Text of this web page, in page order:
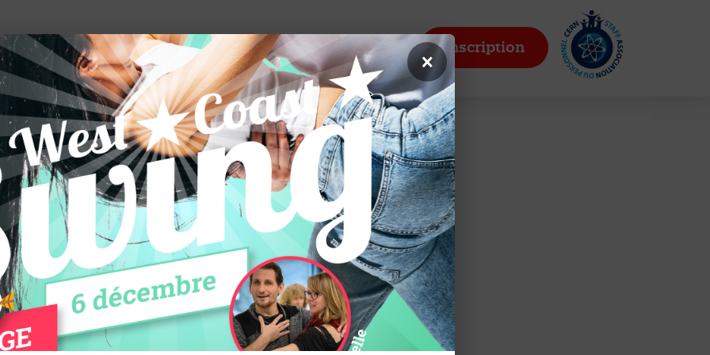
Les activités Le Club FR Inscription
coulisses.
×